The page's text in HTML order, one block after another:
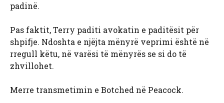
padinë.
Pas faktit, Terry paditi avokatin e paditësit për
shpifje. Ndoshta e njëjta mënyrë veprimi është në
rregull këtu, në varësi të mënyrës se si do të
zhvillohet.
Merre transmetimin e Botched në Peacock.